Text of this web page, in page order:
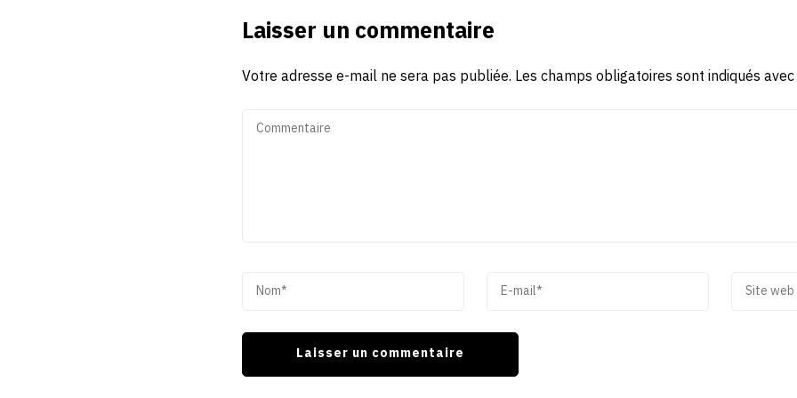
Laisser un commentaire
Votre adresse e-mail ne sera pas publiée. Les champs obligatoires sont indiqués avec